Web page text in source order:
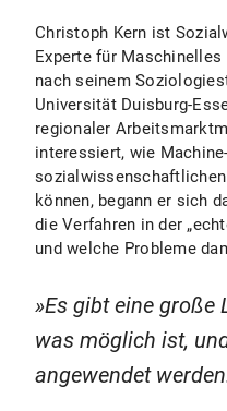
Christoph Kern ist
Experte für
nach seinem
Universität Duisburg-
regionaler
interessiert, wie
können, begann er sich
die Verfahren in der
und welche Probleme
Es gibt eine große
was möglich ist,
angewendet